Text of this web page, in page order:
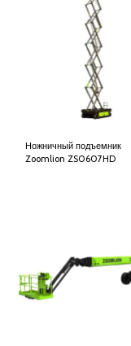
Ножничный подъемник
Zoomlion ZS0607HD